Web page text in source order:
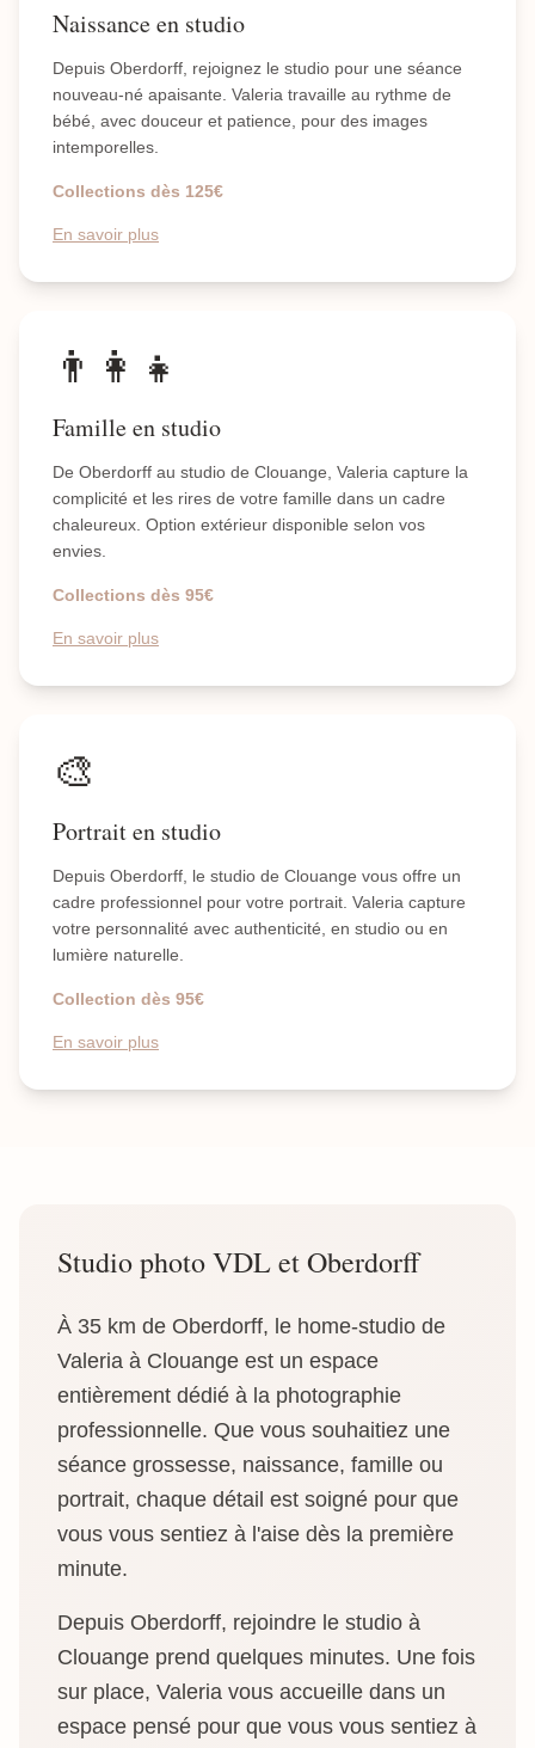
Naissance en studio
Depuis Oberdorff, rejoignez le studio pour une séance
nouveau-né apaisante. Valeria travaille au rythme de
bébé, avec douceur et patience, pour des images
intemporelles.
Collections dès 125€
En savoir plus
👨‍👩‍👧
Famille en studio
De Oberdorff au studio de Clouange, Valeria capture la
complicité et les rires de votre famille dans un cadre
chaleureux. Option extérieur disponible selon vos
envies.
Collections dès 95€
En savoir plus
🎨
Portrait en studio
Depuis Oberdorff, le studio de Clouange vous offre un
cadre professionnel pour votre portrait. Valeria capture
votre personnalité avec authenticité, en studio ou en
lumière naturelle.
Collection dès 95€
En savoir plus
Studio photo VDL et Oberdorff
À 35 km de Oberdorff, le home-studio de
Valeria à Clouange est un espace
entièrement dédié à la photographie
professionnelle. Que vous souhaitiez une
séance grossesse, naissance, famille ou
portrait, chaque détail est soigné pour que
vous vous sentiez à l'aise dès la première
minute.
Depuis Oberdorff, rejoindre le studio à
Clouange prend quelques minutes. Une fois
sur place, Valeria vous accueille dans un
espace pensé pour que vous vous sentiez à